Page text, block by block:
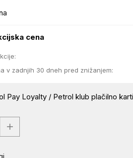
cena
v zadnjih 30 dneh pred znižanjem:
Pay Loyalty / Petrol klub plačilno